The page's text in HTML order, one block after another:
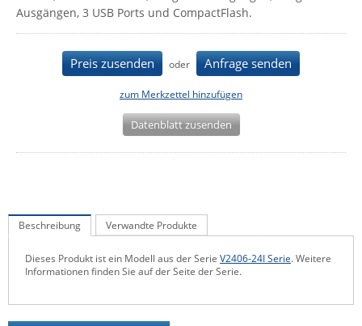
HW group
Icron
IEC Lock
Kramer Electronics
LigoWave
Moxa
Ausgängen, 3 USB Ports und CompactFlash.
Preis zusenden oder Anfrage senden
zum Merkzettel hinzufügen
Datenblatt zusenden
Beschreibung Verwandte Produkte
Dieses Produkt ist ein Modell aus der Serie V2406-24I Serie. Weitere
Informationen finden Sie auf der Seite der Serie.